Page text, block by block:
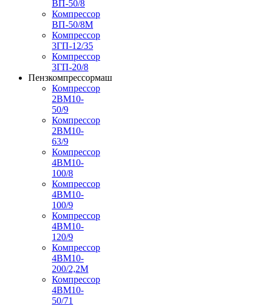
ВП-50/8
Компрессор
ВП-50/8М
Компрессор
3ГП-12/35
Компрессор
3ГП-20/8
Пензкомпрессормаш
Компрессор
2ВМ10-
50/9
Компрессор
2ВМ10-
63/9
Компрессор
4ВМ10-
100/8
Компрессор
4ВМ10-
100/9
Компрессор
4ВМ10-
120/9
Компрессор
4ВМ10-
200/2,2М
Компрессор
4ВМ10-
50/71